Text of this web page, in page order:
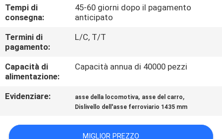
NOTIZIE
CASI
DEL
Tempi di
consegna:
45-60 giorni dopo il pagamento
anticipato
Termini di
pagamento:
L/C, T/T
Capacità di
alimentazione:
Capacità annua di 40000 pezzi
Evidenziare: asse della locomotiva, asse del carro,
Dislivello dell'asse ferroviario 1435 mm
MIGLIOR PREZZO